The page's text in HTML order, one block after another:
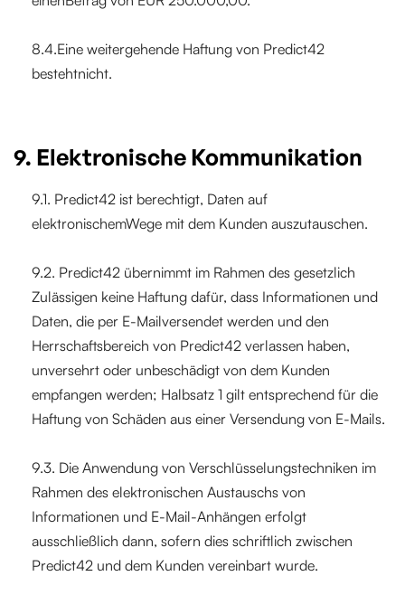
8.4.Eine weitergehende Haftung von Predict42
bestehtnicht.
9. Elektronische Kommunikation
9.1. Predict42 ist berechtigt, Daten auf
elektronischemWege mit dem Kunden auszutauschen.
9.2. Predict42 übernimmt im Rahmen des gesetzlich
Zulässigen keine Haftung dafür, dass Informationen und
Daten, die per E-Mailversendet werden und den
Herrschaftsbereich von Predict42 verlassen haben,
unversehrt oder unbeschädigt von dem Kunden
empfangen werden; Halbsatz 1 gilt entsprechend für die
Haftung von Schäden aus einer Versendung von E-Mails.
9.3. Die Anwendung von Verschlüsselungstechniken im
Rahmen des elektronischen Austauschs von
Informationen und E-Mail-Anhängen erfolgt
ausschließlich dann, sofern dies schriftlich zwischen
Predict42 und dem Kunden vereinbart wurde.